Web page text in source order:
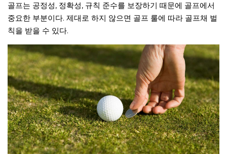
골프는 공정성, 정확성, 규칙 준수를 보장하기 때문에 골프에서
중요한 부분이다. 제대로 하지 않으면 골프 룰에 따라 골프채 벌
칙을 받을 수 있다.